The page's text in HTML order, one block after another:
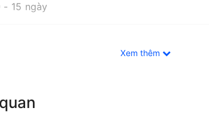
- 15 ngày
Xem thêm